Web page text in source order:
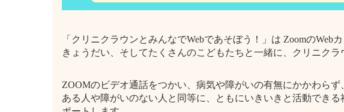
「クリニクラウンとみんなでWebであそぼう！」は Zoomの
きょうだい、そしてたくさんのこどもたちと一緒に、クリニクラ
ZOOMのビデオ通話をつかい、病気や障がいの有無にかかわら
ある人や障がいのない人と同等に、ともにいきいきと活動でき